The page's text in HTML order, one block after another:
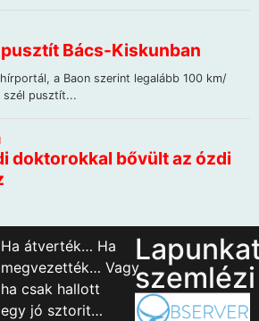
Ha átverték… Ha
megvezették… Vagy
ha csak hallott
egy jó sztorit…
szemlézi